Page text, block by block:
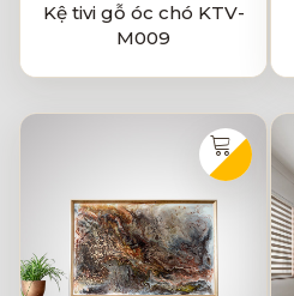
Kệ tivi gỗ óc chó KTV-
M009